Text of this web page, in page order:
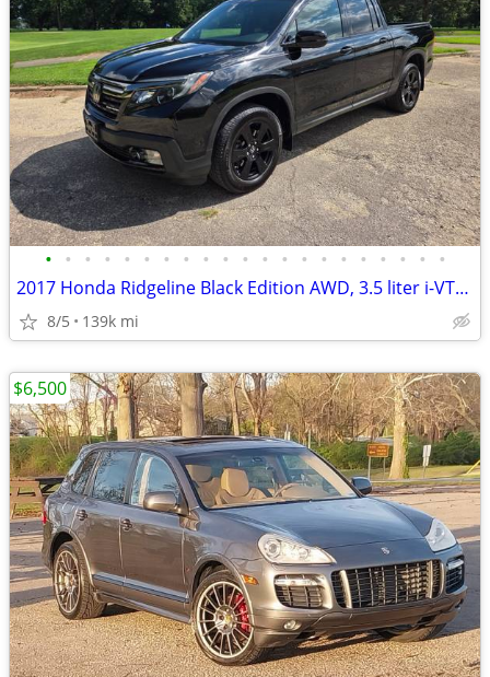
• • • • • • • • • • • • • • • • • • • • •
2017 Honda Ridgeline Black Edition AWD, 3.5 liter i-VTEC V-6 only 139K
8/5 139k mi
$6,500